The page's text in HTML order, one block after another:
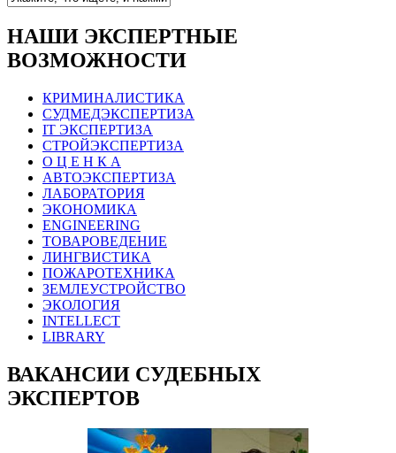
НАШИ ЭКСПЕРТНЫЕ
ВОЗМОЖНОСТИ
КРИМИНАЛИСТИКА
СУДМЕДЭКСПЕРТИЗА
IT ЭКСПЕРТИЗА
СТРОЙЭКСПЕРТИЗА
О Ц Е Н К А
АВТОЭКСПЕРТИЗА
ЛАБОРАТОРИЯ
ЭКОНОМИКА
ENGINEERING
ТОВАРОВЕДЕНИЕ
ЛИНГВИСТИКА
ПОЖАРОТЕХНИКА
ЗЕМЛЕУСТРОЙСТВО
ЭКОЛОГИЯ
INTELLECT
LIBRARY
ВАКАНСИИ СУДЕБНЫХ
ЭКСПЕРТОВ